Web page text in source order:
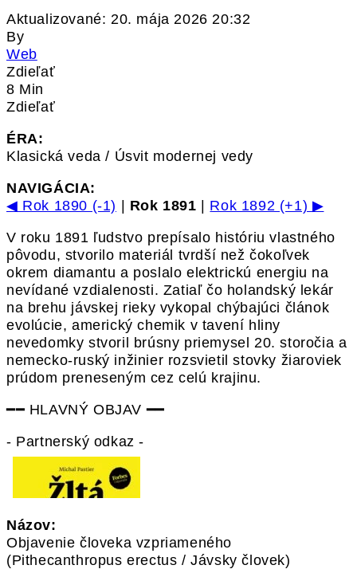
Aktualizované: 20. mája 2026 20:32
By
Web
Zdieľať
8 Min
Zdieľať
ÉRA:
Klasická veda / Úsvit modernej vedy
NAVIGÁCIA:
◀ Rok 1890 (-1) | Rok 1891 | Rok 1892 (+1) ▶
V roku 1891 ľudstvo prepísalo históriu vlastného
pôvodu, stvorilo materiál tvrdší než čokoľvek
okrem diamantu a poslalo elektrickú energiu na
nevídané vzdialenosti. Zatiaľ čo holandský lekár
na brehu jávskej rieky vykopal chýbajúci článok
evolúcie, americký chemik v tavení hliny
nevedomky stvoril brúsny priemysel 20. storočia a
nemecko-ruský inžinier rozsvietil stovky žiaroviek
prúdom preneseným cez celú krajinu.
━━ HLAVNÝ OBJAV ━━
- Partnerský odkaz -
Názov:
Objavenie človeka vzpriameného
(Pithecanthropus erectus / Jávsky človek)